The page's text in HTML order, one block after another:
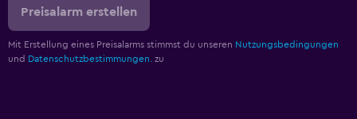
Preisalarm erstellen
Mit Erstellung eines Preisalarms stimmst du unseren Nutzungsbedingungen
und Datenschutzbestimmungen. zu